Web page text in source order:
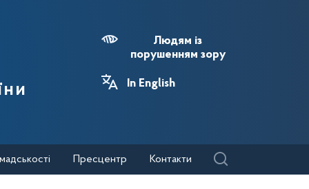
Людям із
порушенням зору
In English
Пресцентр Контакти